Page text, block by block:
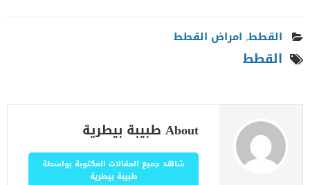
القطط, امراض القطط
القطط
About طبيبة بيطرية
شاهد جميع المقالات المكتوبة بواسطة
طبيبة بيطرية